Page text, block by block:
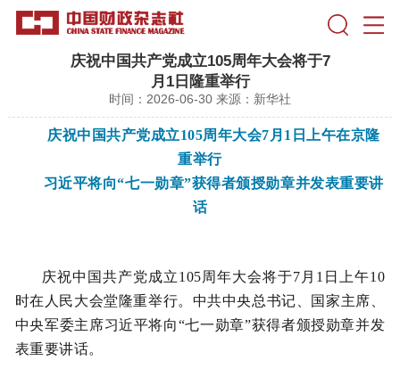
庆祝中国共产党成立105周年大会将于7
月1日隆重举行
时间：2026-06-30 来源：新华社
庆祝中国共产党成立105周年大会7月1日上午在京隆
重举行
习近平将向“七一勋章”获得者颁授勋章并发表重要讲
话
庆祝中国共产党成立105周年大会将于7月1日上午10
时在人民大会堂隆重举行。中共中央总书记、国家主席、
中央军委主席习近平将向“七一勋章”获得者颁授勋章并发
表重要讲话。